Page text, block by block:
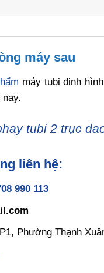
máy sau
máy tubi định
tubi 2 trục
liên hệ:
990 113
Phường Thạnh